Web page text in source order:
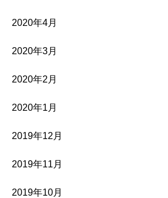
2020年4月
2020年3月
2020年2月
2020年1月
2019年12月
2019年11月
2019年10月